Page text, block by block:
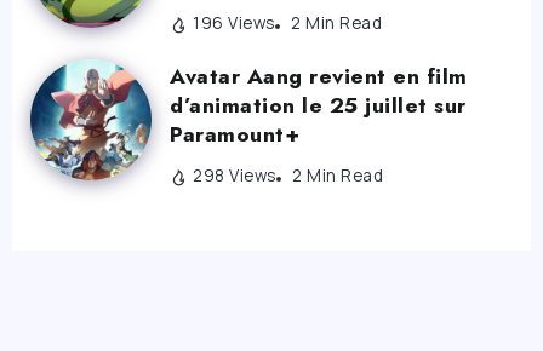
196 Views 2 Min Read
Avatar Aang revient en film
d’animation le 25 juillet sur
Paramount+
298 Views 2 Min Read